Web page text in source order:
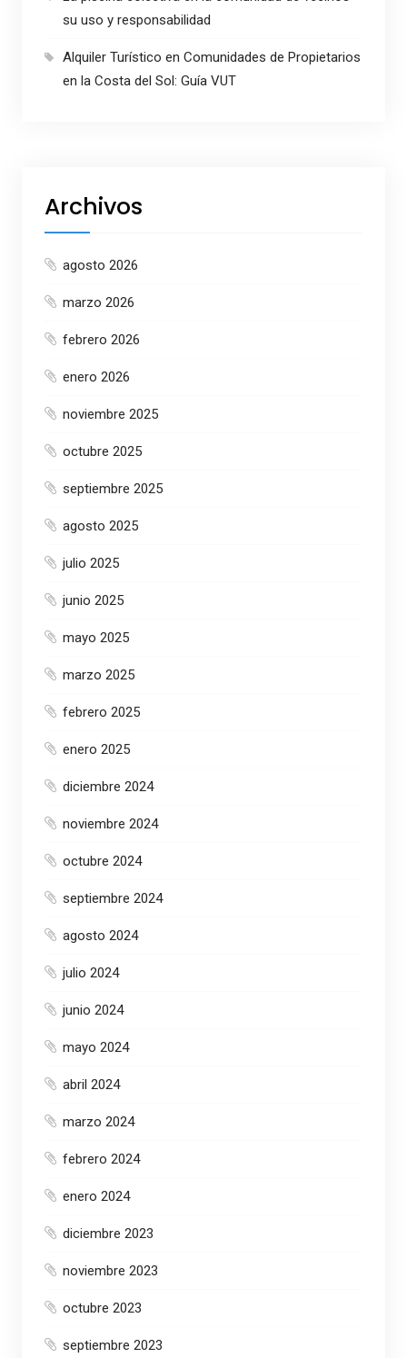
su uso y responsabilidad
Alquiler Turístico en Comunidades de Propietarios
en la Costa del Sol: Guía VUT
Archivos
agosto 2026
marzo 2026
febrero 2026
enero 2026
noviembre 2025
octubre 2025
septiembre 2025
agosto 2025
julio 2025
junio 2025
mayo 2025
marzo 2025
febrero 2025
enero 2025
diciembre 2024
noviembre 2024
octubre 2024
septiembre 2024
agosto 2024
julio 2024
junio 2024
mayo 2024
abril 2024
marzo 2024
febrero 2024
enero 2024
diciembre 2023
noviembre 2023
octubre 2023
septiembre 2023